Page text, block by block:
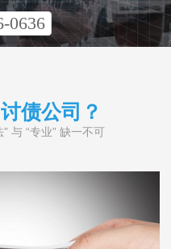
0636
债公司？
与 “专业” 缺一不可